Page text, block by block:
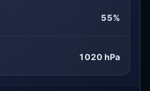
55%
1020 hPa